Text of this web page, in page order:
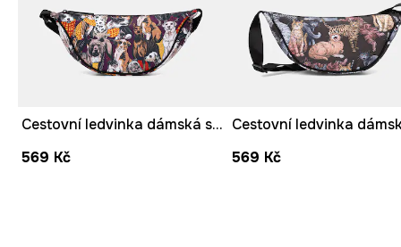
Cestovní ledvinka dámská se zvířecím vzorem
569 Kč
569 Kč